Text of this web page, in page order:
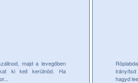
majd a levegőben
ki kell kerülnöd. Ha
hagyd